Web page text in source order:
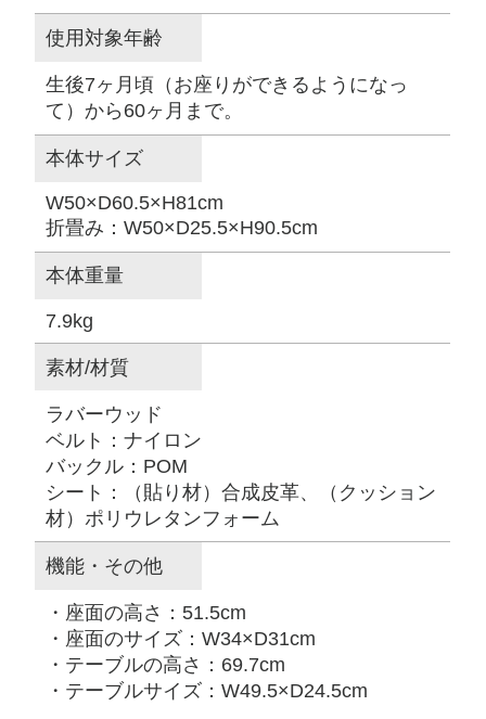
使用対象年齢
生後7ヶ月頃（お座りができるようになっ
て）から60ヶ月まで。
本体サイズ
W50×D60.5×H81cm
折畳み：W50×D25.5×H90.5cm
本体重量
7.9kg
素材/材質
ラバーウッド
ベルト：ナイロン
バックル：POM
シート：（貼り材）合成皮革、（クッション
材）ポリウレタンフォーム
機能・その他
・座面の高さ：51.5cm
・座面のサイズ：W34×D31cm
・テーブルの高さ：69.7cm
・テーブルサイズ：W49.5×D24.5cm